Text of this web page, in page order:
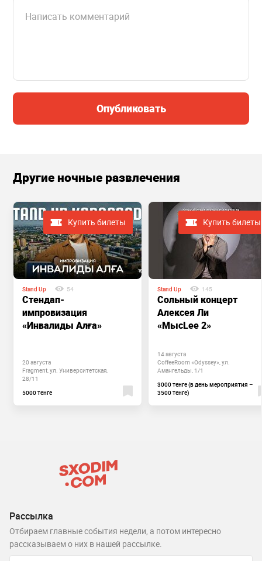
Опубликовать
Другие ночные развлечения
Купить билеты
Stand Up 54
Стендап-
импровизация
«Инвалиды Алға»
20 августа
Fragment, ул. Университетская,
28/11
5000 тенге
Купить билеты
Stand Up 145
Сольный концерт
Алексея Ли
«МысLee 2»
14 августа
CoffeeRoom «Odyssey», ул.
Амангельды, 1/1
3000 тенге (в день мероприятия –
3500 тенге)
Рассылка
Отбираем главные события недели, а потом интересно
рассказываем о них в нашей рассылке.